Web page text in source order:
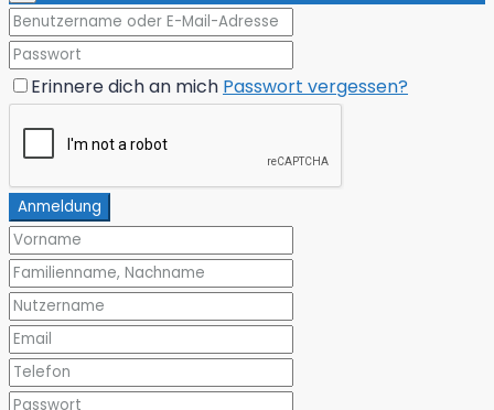
Erinnere dich an mich Passwort vergessen?
Anmeldung